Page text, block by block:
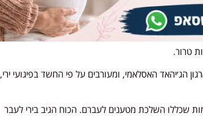
טרור.
הג׳יהאד האסלאמי, ומעורבים על פי החשד בפיגועי ירי,
שכללו השלכת מטענים לעברם. הכוח הגיב בירי לעבר